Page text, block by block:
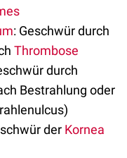
: Geschwür durch
Thrombose
durch
Bestrahlung oder
der Kornea